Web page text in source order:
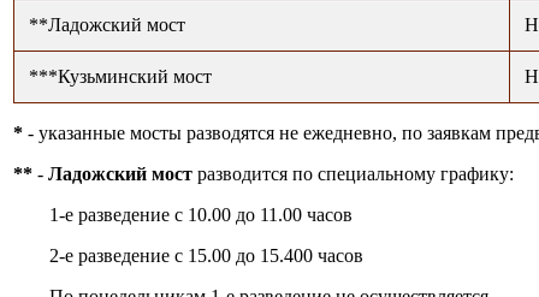
**Ладожский мост
***Кузьминский мост
* - указанные мосты разводятся не ежедневно, по заявкам
** - Ладожский мост разводится по специальному графику:
1-е разведение с 10.00 до 11.00 часов
2-е разведение с 15.00 до 15.400 часов